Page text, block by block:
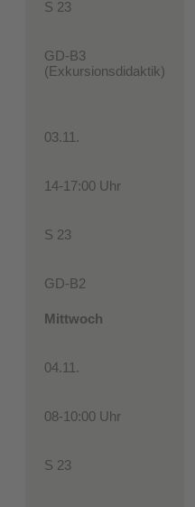
S 23
GD-B3
(Exkursionsdidaktik)
03.11.
14-17:00 Uhr
S 23
GD-B2
Mittwoch
04.11.
08-10:00 Uhr
S 23